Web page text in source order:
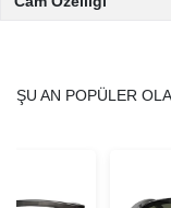
ŞU AN POPÜLER